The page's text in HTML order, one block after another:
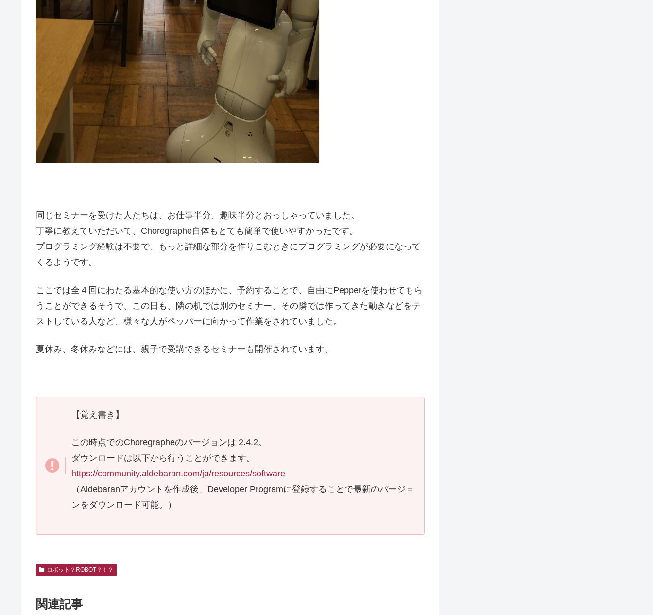
同じセミナーを受けた人たちは、お仕事半分、趣味半分とおっしゃっていました。
丁寧に教えていただいて、Choregraphe自体もとても簡単で使いやすかったです。
プログラミング経験は不要で、もっと詳細な部分を作りこむときにプログラミングが必要になって
くるようです。
ここでは全４回にわたる基本的な使い方のほかに、予約することで、自由にPepperを使わせてもら
うことができるそうで、この日も、隣の机では別のセミナー、その隣では作ってきた動きなどをテ
ストしている人など、様々な人がペッパーに向かって作業をされていました。
夏休み、冬休みなどには、親子で受講できるセミナーも開催されています。
【覚え書き】
この時点でのChoregrapheのバージョンは 2.4.2。
ダウンロードは以下から行うことができます。
https://community.aldebaran.com/ja/resources/software
（Aldebaranアカウントを作成後、Developer Programに登録することで最新のバージョ
ンをダウンロード可能。）
ロボット？ROBOT？！？
関連記事